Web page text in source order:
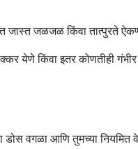
जास्त जळजळ किंवा तात्पुरते
येणे किंवा इतर कोणतीही गंभीर
डोस वगळा आणि तुमच्या